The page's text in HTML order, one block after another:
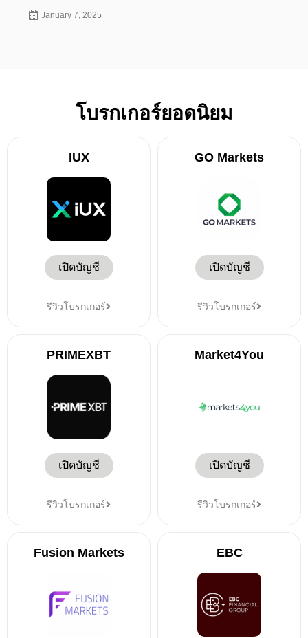
January 7, 2025
โบรกเกอร์ยอดนิยม
IUX
เปิดบัญชี
รีวิวโบรกเกอร์
GO Markets
เปิดบัญชี
รีวิวโบรกเกอร์
PRIMEXBT
เปิดบัญชี
รีวิวโบรกเกอร์
Market4You
เปิดบัญชี
รีวิวโบรกเกอร์
Fusion Markets EBC